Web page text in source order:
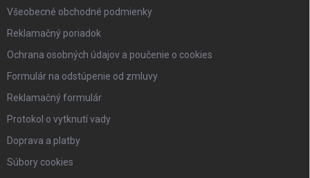
Všeobecné obchodné podmienky
Reklamačný poriadok
Ochrana osobných údajov a poučenie o cookies
Formulár na odstúpenie od zmluvy
Reklamačný formulár
Protokol o vytknutí vady
Doprava a platby
Súbory cookies